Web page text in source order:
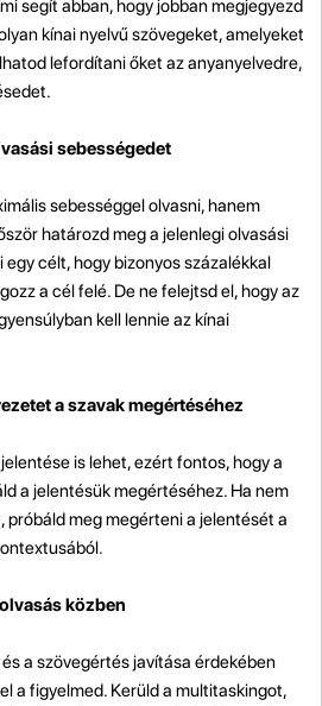
segít abban, hogy jobban megjegyezd
kínai nyelvű szövegeket, amelyeket
lefordítani őket az anyanyelvedre,
sebességedet
sebességgel olvasni, hanem
határozd meg a jelenlegi olvasási
célt, hogy bizonyos százalékkal
a cél felé. De ne felejtsd el, hogy az
kell lennie az kínai
a szavak megértéséhez
is lehet, ezért fontos, hogy a
a jelentésük megértéséhez. Ha nem
próbáld meg megérteni a jelentését a
közben
a szövegértés javítása érdekében
a figyelmed. Kerüld a multitaskingot,